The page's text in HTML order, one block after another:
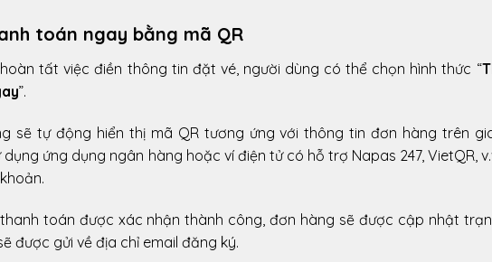
toán ngay bằng mã QR
tất việc điền thông tin đặt vé, người dùng có thể chọn hình thức “
”.
sẽ tự động hiển thị mã QR tương ứng với thông tin đơn hàng trên
dụng ứng dụng ngân hàng hoặc ví điện tử có hỗ trợ Napas 247, VietQR,
toán được xác nhận thành công, đơn hàng sẽ được cập nhật
được gửi về địa chỉ email đăng ký.